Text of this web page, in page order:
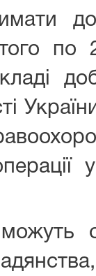
по